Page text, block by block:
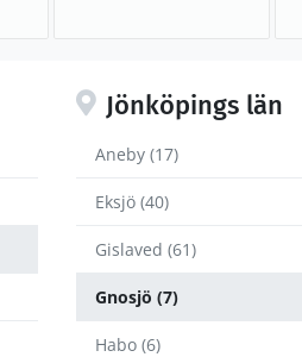
Jönköpings län
Aneby (17)
Eksjö (40)
Gislaved (61)
Gnosjö (7)
Habo (6)